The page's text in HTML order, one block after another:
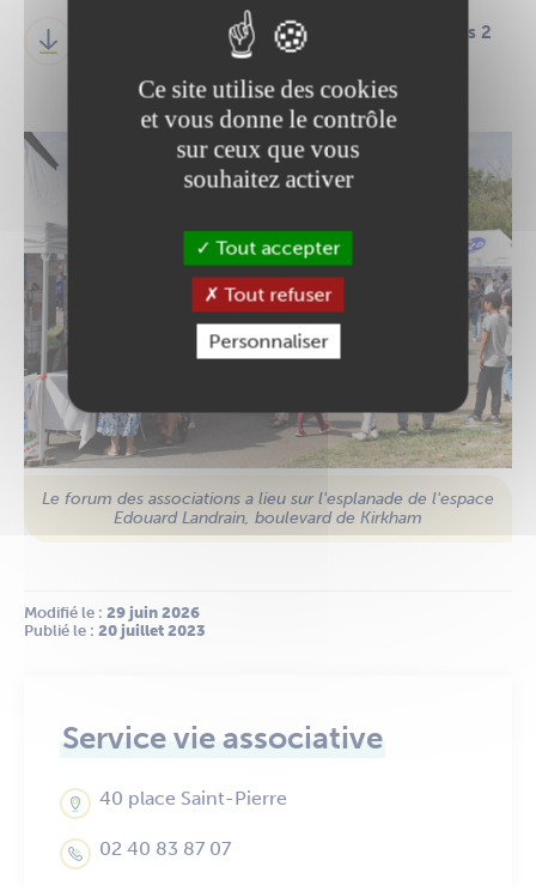
Bulletin d'inscription forum des associations 2
216.17 Ko
Le forum des associations a lieu sur l'esplanade de l'espace
Edouard Landrain, boulevard de Kirkham
Modifié le : 29 juin 2026
Publié le : 20 juillet 2023
Service vie associative
40 place Saint-Pierre
02 40 83 87 07
Ce site utilise des cookies
et vous donne le contrôle
sur ceux que vous
souhaitez activer
Tout accepter
Tout refuser
Personnaliser